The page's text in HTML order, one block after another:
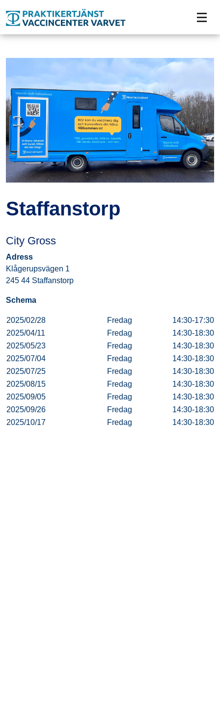
Tillgänglighetsmeny
Staffanstorp
City Gross
Adress
Klågerupsvägen 1
245 44 Staffanstorp
Schema
2025/02/28 Fredag
14:30-17:30
2025/04/11
Fredag
14:30-18:30
2025/05/23
Fredag
14:30-18:30
2025/07/04
Fredag
14:30-18:30
2025/07/25
Fredag
14:30-18:30
2025/08/15
Fredag
14:30-18:30
2025/09/05
Fredag
14:30-18:30
2025/09/26
Fredag
14:30-18:30
2025/10/17
Fredag 14:30-18:30